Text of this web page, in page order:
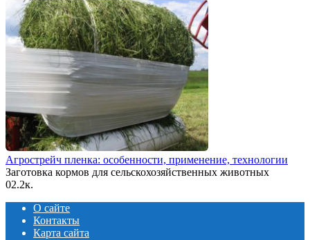
Агрострейч пленка: особенности, применение, технологии
Заготовка кормов для сельскохозяйственных животных
02.2к.
О сайте
Контакты
Карта сайта